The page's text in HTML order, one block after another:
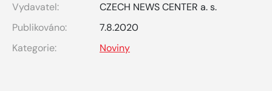
Vydavatel:
CZECH NEWS CENTER a. s.
Publikováno:
7.8.2020
Kategorie:
Noviny